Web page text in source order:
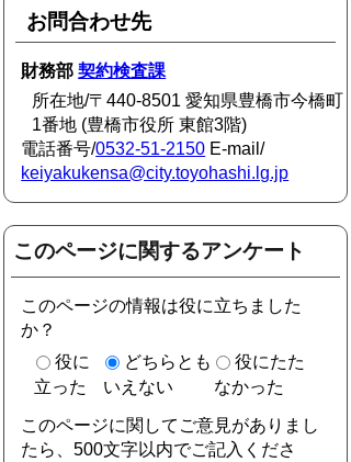
お問合わせ先
財務部契約検査課
所在地/〒440-8501 愛知県豊橋市今橋町
1番地 (豊橋市役所 東館3階)
電話番号/0532-51-2150 E-mail/
keiyakukensa@city.toyohashi.lg.jp
このページに関するアンケート
このページの情報は役に立ちました
か？
役に
立った
どちらとも
いえない
役にたた
なかった
このページに関してご意見がありまし
たら、500文字以内でご記入くださ